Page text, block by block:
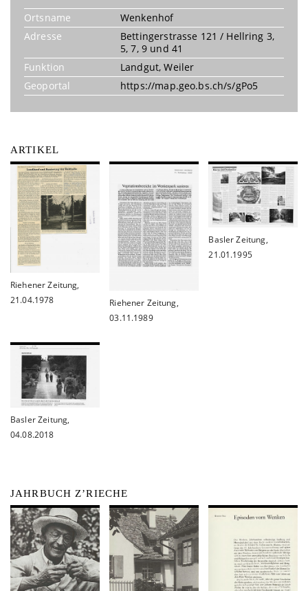
Ortsname
Wenkenhof
Adresse
Bettingerstrasse 121 / Hellring 3,
5, 7, 9 und 41
Funktion
Landgut,Weiler
Geoportal
https://map.geo.bs.ch/s/gPo5
ARTIKEL
Riehener Zeitung,
21.04.1978
Riehener Zeitung,
03.11.1989
Basler Zeitung,
21.01.1995
Basler Zeitung,
04.08.2018
JAHRBUCH Z’RIECHE